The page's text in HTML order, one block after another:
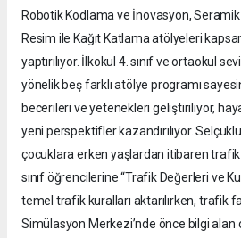
Robotik Kodlama ve İnovasyon,
Resim ile Kağıt Katlama atölyeleri
yaptırılıyor. İlkokul 4. sınıf ve ortaokul
yönelik beş farklı atölye programı
becerileri ve yetenekleri geliştiriliyor,
yeni perspektifler kazandırılıyor.
çocuklara erken yaşlardan itibaren trafik
sınıf öğrencilerine “Trafik Değerleri ve
temel trafik kuralları aktarılırken, trafik
Simülasyon Merkezi’nde önce bilgi alan